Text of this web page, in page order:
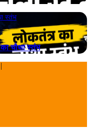
स्तंभ
चौथा स्तंभ